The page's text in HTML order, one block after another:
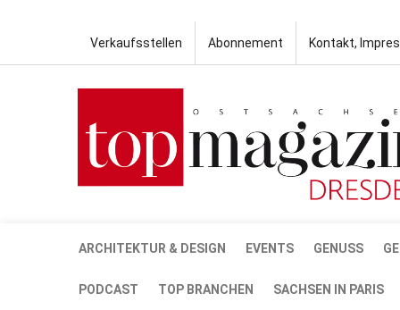
Verkaufsstellen Abonnement Kontakt,
ARCHITEKTUR & DESIGN EVENTS GENUSS
PODCAST TOP BRANCHEN SACHSEN IN PARIS